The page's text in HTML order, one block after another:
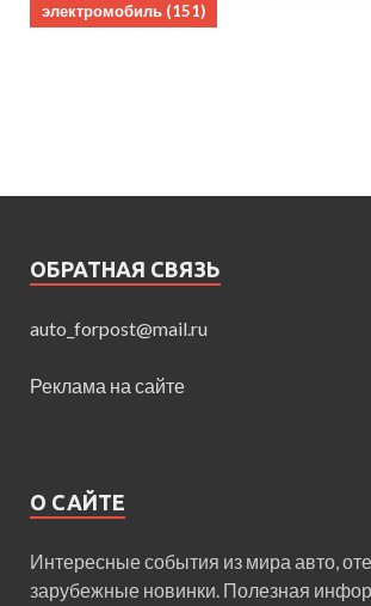
электромобиль (151)
ОБРАТНАЯ СВЯЗЬ
auto_forpost@mail.ru
Реклама на сайте
О САЙТЕ
Интересные события из мира авто,
зарубежные новинки. Полезная